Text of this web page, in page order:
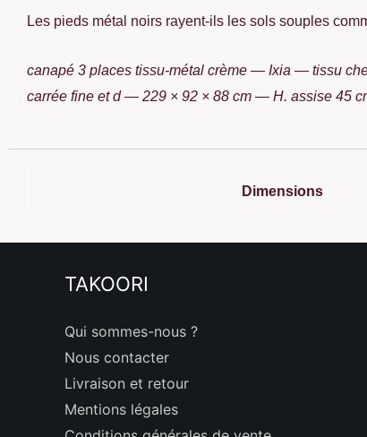
Les pieds métal noirs rayent-ils les sols souples
canapé 3 places tissu-métal crème — Ixia — tissu
carrée fine et d — 229 × 92 × 88 cm — H. assise 45
Dimensions
TAKOORI
Qui sommes-nous ?
Nous contacter
Livraison et retour
Mentions légales